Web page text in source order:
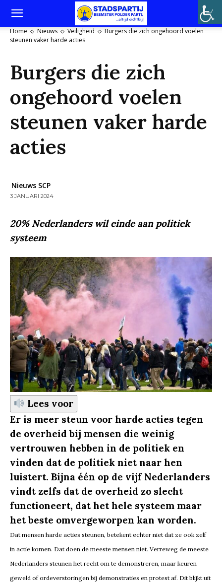
Home Nieuws Veiligheid
Burgers die zich ongehoord voelen
steunen vaker harde acties
Burgers die zich
ongehoord voelen
steunen vaker harde
acties
Nieuws SCP
3 JANUARI 2024
20% Nederlanders wil einde aan politiek
systeem
Lees voor
Er is meer steun voor harde acties tegen
de overheid bij mensen die weinig
vertrouwen hebben in de politiek en
vinden dat de politiek niet naar hen
luistert. Bijna één op de vijf Nederlanders
vindt zelfs dat de overheid zo slecht
functioneert, dat het hele systeem maar
het beste omvergeworpen kan worden.
Dat mensen harde acties steunen, betekent echter niet dat ze ook zelf
in actie komen. Dat doen de meeste mensen niet. Verreweg de meeste
Nederlanders steunen het recht om te demonstreren, maar keuren
geweld of ordeverstoringen bij demonstraties en protest af. Dit blijkt uit